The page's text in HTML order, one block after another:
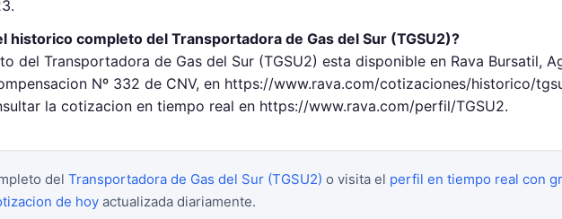
historico completo del Transportadora de Gas del Sur (TGSU2)?
del Transportadora de Gas del Sur (TGSU2) esta disponible en Rava Bursatil,
Nº 332 de CNV, en https://www.rava.com/cotizaciones/historico/
la cotizacion en tiempo real en https://www.rava.com/perfil/TGSU2.
del Transportadora de Gas del Sur (TGSU2) o visita el perfil en tiempo real con
de hoy actualizada diariamente.